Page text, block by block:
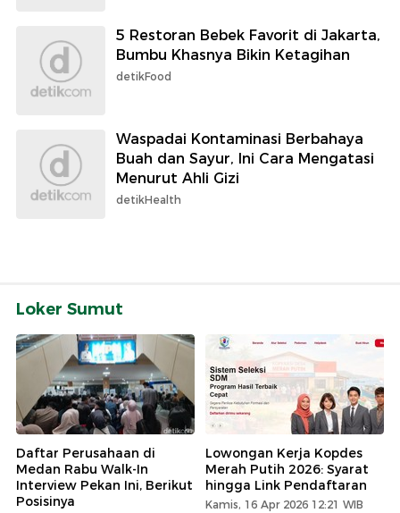
5 Restoran Bebek Favorit di Jakarta,
Bumbu Khasnya Bikin Ketagihan
detikFood
Waspadai Kontaminasi Berbahaya
Buah dan Sayur, Ini Cara Mengatasi
Menurut Ahli Gizi
detikHealth
Loker Sumut
Daftar Perusahaan di
Medan Rabu Walk-In
Interview Pekan Ini, Berikut
Posisinya
Lowongan Kerja Kopdes
Merah Putih 2026: Syarat
hingga Link Pendaftaran
Kamis, 16 Apr 2026 12:21 WIB